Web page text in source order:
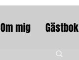
Om mig Gästbok